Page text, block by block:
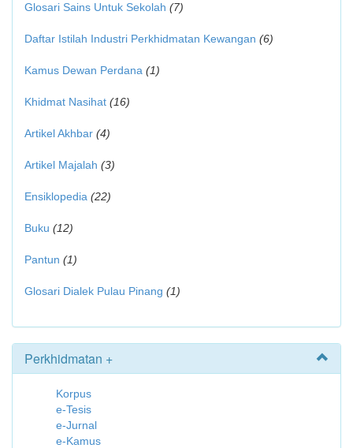
Glosari Sains Untuk Sekolah (7)
Daftar Istilah Industri Perkhidmatan Kewangan (6)
Kamus Dewan Perdana (1)
Khidmat Nasihat (16)
Artikel Akhbar (4)
Artikel Majalah (3)
Ensiklopedia (22)
Buku (12)
Pantun (1)
Glosari Dialek Pulau Pinang (1)
Perkhidmatan +
Korpus
e-Tesis
e-Jurnal
e-Kamus